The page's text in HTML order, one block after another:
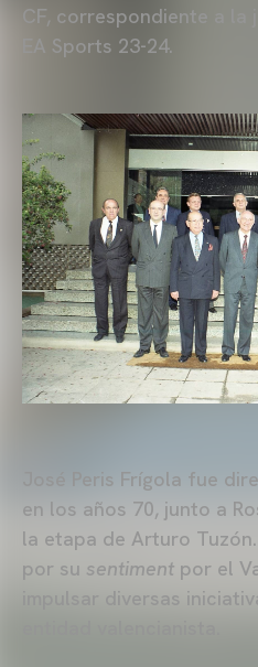
CF, correspondiente a la
EA Sports 23-24.
José Peris Frígola fue
en los años 70, junto a
la etapa de Arturo
por su sentiment por el
impulsar diversas